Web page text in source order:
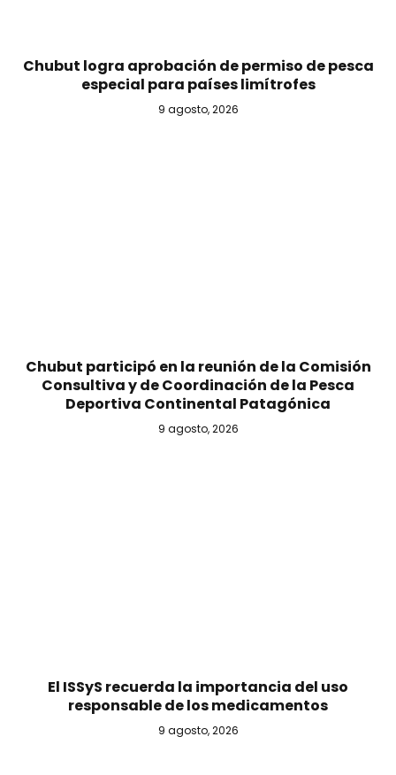
Chubut logra aprobación de permiso de pesca
especial para países limítrofes
9 agosto, 2026
Chubut participó en la reunión de la Comisión
Consultiva y de Coordinación de la Pesca
Deportiva Continental Patagónica
9 agosto, 2026
El ISSyS recuerda la importancia del uso
responsable de los medicamentos
9 agosto, 2026